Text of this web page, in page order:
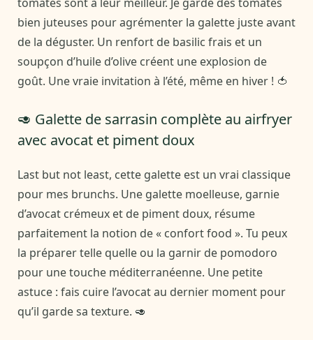
bien juteuses pour agrémenter la galette juste avant
de la déguster. Un renfort de basilic frais et un
soupçon d’huile d’olive créent une explosion de
goût. Une vraie invitation à l’été, même en hiver ! 🍅
🥑 Galette de sarrasin complète au airfryer
avec avocat et piment doux
Last but not least, cette galette est un vrai classique
pour mes brunchs. Une galette moelleuse, garnie
d’avocat crémeux et de piment doux, résume
parfaitement la notion de « confort food ». Tu peux
la préparer telle quelle ou la garnir de pomodoro
pour une touche méditerranéenne. Une petite
astuce : fais cuire l’avocat au dernier moment pour
qu’il garde sa texture. 🥑